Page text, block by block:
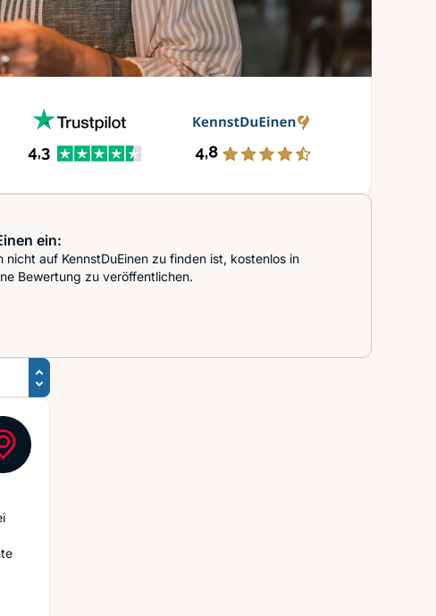
ein:
auf KennstDuEinen zu finden ist, kostenlos in
Bewertung zu veröffentlichen.